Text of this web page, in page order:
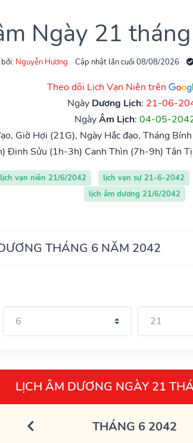
Ngày 21
Nguyễn Hương Cập nhật lần cuối 08/08/2026
Theo dõi Lịch Vạn Niên trên
Ngày Dương Lịch: 21-06-
NgàyÂm Lịch: 04-05-
Giờ Hợi (21G), Ngày Hắc đạo, Tháng
Đinh Sửu (1h-3h) Canh Thìn (7h-9h) Tân
lịch vạn niên 21/6/2042 lịch vạn sự 21-6-2042
lịch âm dương 21/6/2042
THÁNG 6 NĂM 2042
LỊCH ÂM DƯƠNG NGÀY 21
THÁNG 6 2042